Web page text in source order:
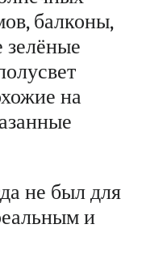
балконы,
зелёные
на
не был для
и